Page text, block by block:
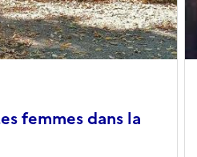
femmes dans la